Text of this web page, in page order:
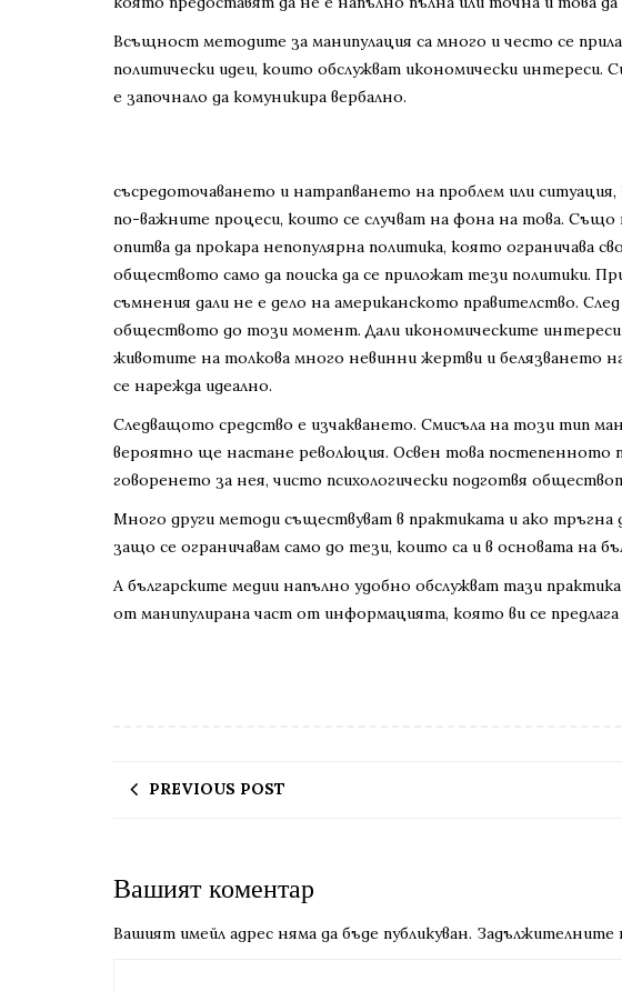
Всъщност методите за манипулация са много и често се
политически идеи, които обслужват икономически
е започнало да комуникира вербално.
съсредоточаването и натрапването на проблем или
по-важните процеси, които се случват на фона на това. Също
опитва да прокара непопулярна политика, която ограничава
обществото само да поиска да се приложат тези политики.
съмнения дали не е дело на американското правителство.
обществото до този момент. Дали икономическите интереси
животите на толкова много невинни жертви и белязването
се нарежда идеално.
Следващото средство е изчакването. Смисъла на този тип
вероятно ще настане революция. Освен това постепенното
говоренето за нея, чисто психологически подготвя
Много други методи съществуват в практиката и ако тръгна
защо се ограничавам само до тези, които са и в основата на
А българските медии напълно удобно обслужват тази
от манипулирана част от информацията, която ви се
PREVIOUS POST
Вашият коментар
Вашият имейл адрес няма да бъде публикуван. Задължителните